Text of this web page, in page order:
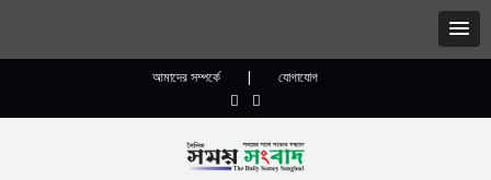
আমাদের সম্পর্কে | যোগাযোগ